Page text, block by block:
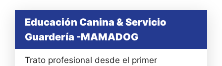
Educación Canina & Servicio
Guardería -MAMADOG
Trato profesional desde el primer